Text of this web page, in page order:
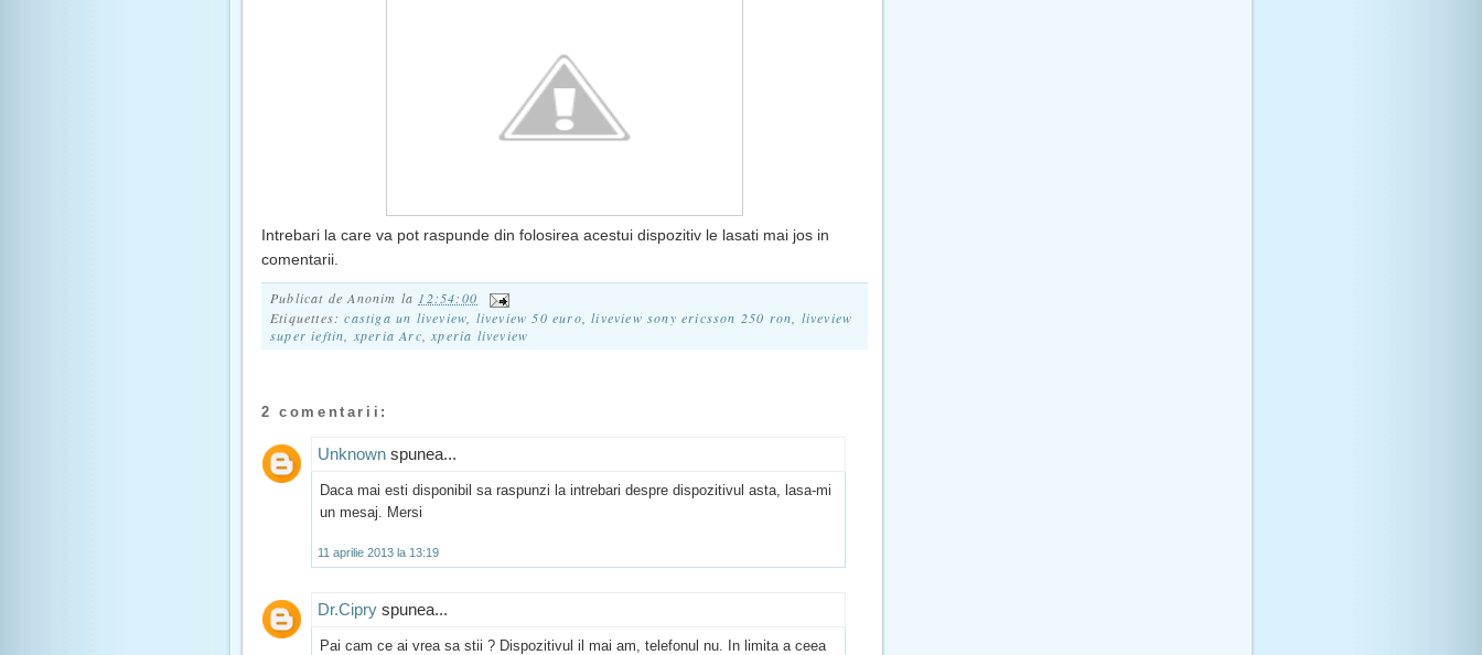
Intrebari la care va pot raspunde din folosirea acestui dispozitiv le lasati mai jos in
comentarii.
Publicat deAnonim la 12:54:00
Etiquettes:castiga un liveview liveview 50 euro ,liveview sony ericsson 250 ron
liveview
super ieftin
xperia Arc xperia liveview
2 comentarii:
Unknown spunea...
Daca mai esti disponibil sa raspunzi la intrebari despre dispozitivul asta, lasa-mi
un mesaj. Mersi
11 aprilie 2013 la 13:19
Dr.Cipry spunea...
Pai cam ce ai vrea sa stii ? Dispozitivul il mai am, telefonul nu. In limita a ceea